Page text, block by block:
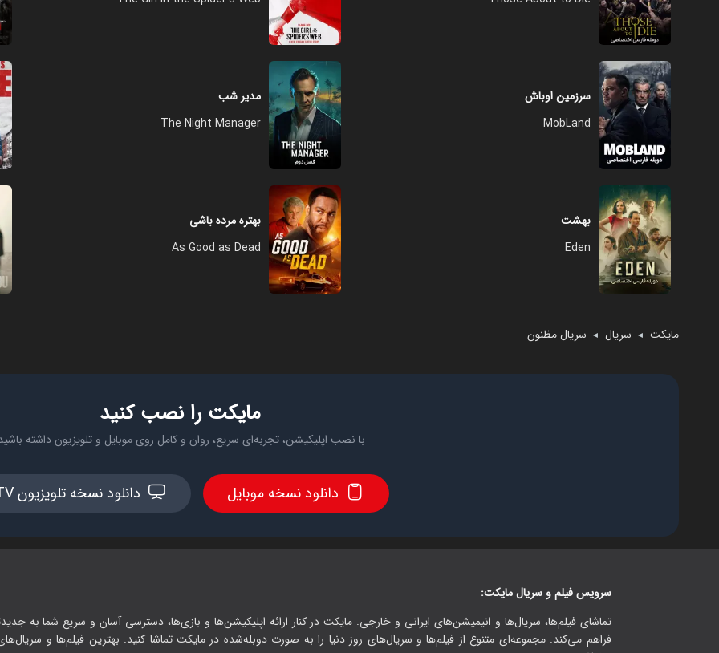
سرزمین اوباش
MobLand
مدیر شب
The Night Manager
بهشت
Eden
بهتره مرده باشی
As Good as Dead
مایکت ◄ سریال ◄ سریال مظنون
مایکت را نصب کنید
با نصب اپلیکیشن، تجربه‌ای سریع، روان و کامل روی موبایل و تلویزیون داشته
دانلود نسخه موبایل دانلود نسخه تلویزیون TV
سرویس فیلم و سریال مایکت:
تماشای فیلم‌ها، سریال‌ها و انیمیشن‌های ایرانی و خارجی. مایکت در کنار ارائه اپلیکیشن‌ها و بازی‌ها، دسترسی آسان و سریع شما به
فراهم می‌کند. مجموعه‌ای متنوع از فیلم‌ها و سریال‌های روز دنیا را به صورت دوبله‌شده در مایکت تماشا کنید. بهترین فیلم‌ها و